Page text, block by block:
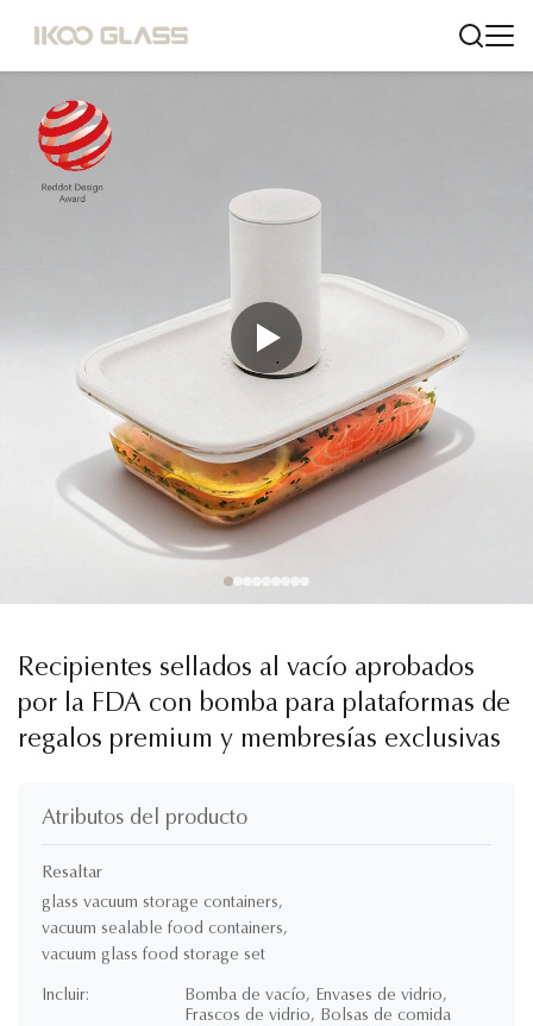
Recipientes sellados al vacío aprobados
por la FDA con bomba para plataformas de
regalos premium y membresías exclusivas
Atributos del producto
Resaltar
glass vacuum storage containers,
vacuum sealable food containers,
vacuum glass food storage set
Incluir:
Bomba de vacío, Envases de vidrio,
Frascos de vidrio, Bolsas de comida